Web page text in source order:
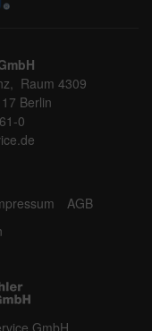
Raum 4309
Berlin
0
AGB
GmbH